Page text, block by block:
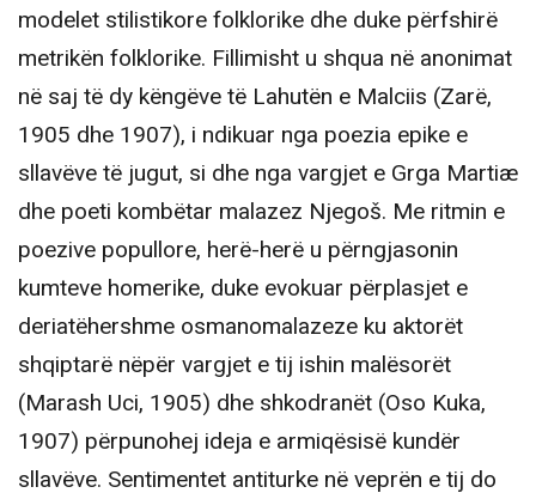
modelet stilistikore folklorike dhe duke përfshirë
metrikën folklorike. Fillimisht u shqua në anonimat
në saj të dy këngëve të Lahutën e Malciis (Zarë,
1905 dhe 1907), i ndikuar nga poezia epike e
sllavëve të jugut, si dhe nga vargjet e Grga Martiæ
dhe poeti kombëtar malazez Njegoš. Me ritmin e
poezive popullore, herë-herë u përngjasonin
kumteve homerike, duke evokuar përplasjet e
deriatëhershme osmanomalazeze ku aktorët
shqiptarë nëpër vargjet e tij ishin malësorët
(Marash Uci, 1905) dhe shkodranët (Oso Kuka,
1907) përpunohej ideja e armiqësisë kundër
sllavëve. Sentimentet antiturke në veprën e tij do